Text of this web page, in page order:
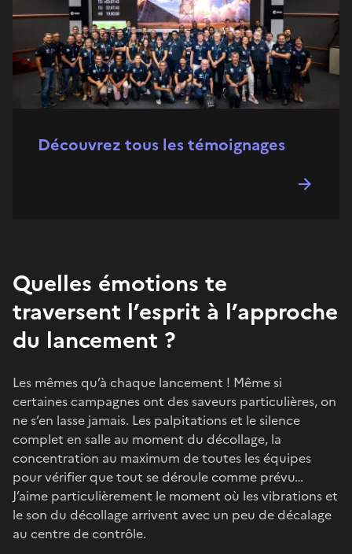
Découvrez tous les témoignages
Quelles émotions te
traversent l’esprit à l’approche
du lancement ?
Les mêmes qu’à chaque lancement ! Même si
certaines campagnes ont des saveurs particulières, on
ne s’en lasse jamais. Les palpitations et le silence
complet en salle au moment du décollage, la
concentration au maximum de toutes les équipes
pour vérifier que tout se déroule comme prévu…
J’aime particulièrement le moment où les vibrations et
le son du décollage arrivent avec un peu de décalage
au centre de contrôle.